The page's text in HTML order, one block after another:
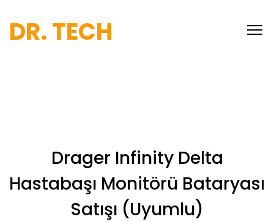
DR. TECH
Drager Infinity Delta
Hastabaşı Monitörü Bataryası
Satışı (Uyumlu)